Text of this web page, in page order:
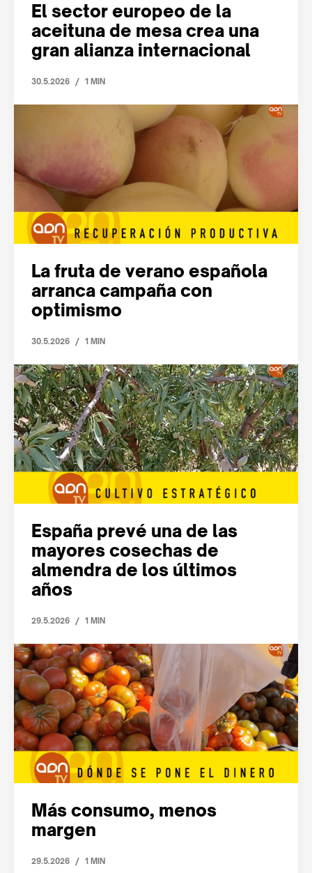
El sector europeo de la
aceituna de mesa crea una
gran alianza internacional
30.5.2026 / 1 MIN
La fruta de verano española
arranca campaña con
optimismo
30.5.2026 / 1 MIN
España prevé una de las
mayores cosechas de
almendra de los últimos
años
29.5.2026 / 1 MIN
Más consumo, menos
margen
29.5.2026 / 1 MIN